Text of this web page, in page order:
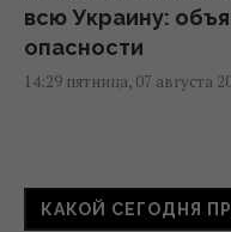
всю Украину:
опасности
14:29 пятница, 07 августа
готовит погода
12:00 пятница, 07 августа
КАКОЙ СЕГОДНЯ